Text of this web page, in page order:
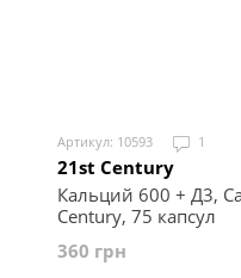
Артикул: 10593 1
21st Century
Кальций 600 + Д3,
Century, 75 капсул
360 грн